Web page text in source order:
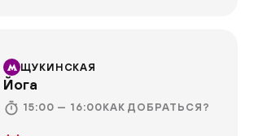
ЩУКИНСКАЯ
Йога
15:00 — 16:00КАК ДОБРАТЬСЯ?